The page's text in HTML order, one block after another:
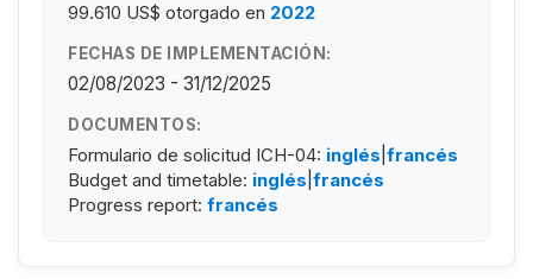
99.610 US$ otorgado en 2022
FECHAS DE IMPLEMENTACIÓN:
02/08/2023 - 31/12/2025
DOCUMENTOS:
Formulario de solicitud ICH-04: inglés francés
Budget and timetable: inglés francés
Progress report: francés